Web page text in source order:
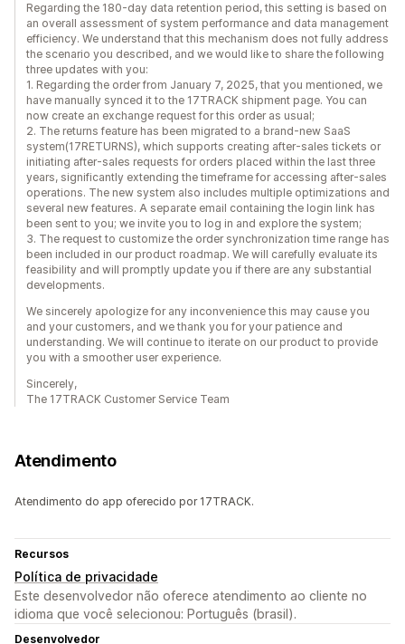
Regarding the 180-day data retention period, this setting is based on
an overall assessment of system performance and data management
efficiency. We understand that this mechanism does not fully address
the scenario you described, and we would like to share the following
three updates with you:
1. Regarding the order from January 7, 2025, that you mentioned, we
have manually synced it to the 17TRACK shipment page. You can
now create an exchange request for this order as usual;
2. The returns feature has been migrated to a brand-new SaaS
system(17RETURNS), which supports creating after-sales tickets or
initiating after-sales requests for orders placed within the last three
years, significantly extending the timeframe for accessing after-sales
operations. The new system also includes multiple optimizations and
several new features. A separate email containing the login link has
been sent to you; we invite you to log in and explore the system;
3. The request to customize the order synchronization time range has
been included in our product roadmap. We will carefully evaluate its
feasibility and will promptly update you if there are any substantial
developments.
We sincerely apologize for any inconvenience this may cause you
and your customers, and we thank you for your patience and
understanding. We will continue to iterate on our product to provide
you with a smoother user experience.
Sincerely,
The 17TRACK Customer Service Team
Atendimento
Atendimento do app oferecido por 17TRACK.
Recursos
Política de privacidade
Este desenvolvedor não oferece atendimento ao cliente no
idioma que você selecionou: Português (brasil).
Desenvolvedor